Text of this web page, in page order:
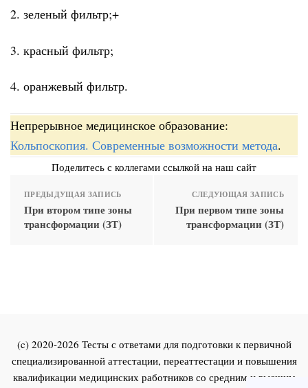
2. зеленый фильтр;+
3. красный фильтр;
4. оранжевый фильтр.
Непрерывное медицинское образование:
Кольпоскопия. Современные возможности метода.
Поделитесь с коллегами ссылкой на наш сайт
ПРЕДЫДУЩАЯ ЗАПИСЬ
При втором типе зоны
трансформации (ЗТ)
СЛЕДУЮЩАЯ ЗАПИСЬ
При первом типе зоны
трансформации (ЗТ)
(c) 2020-2026 Тесты с ответами для подготовки к первичной
специализированной аттестации, переаттестации и повышения
квалификации медицинских работников со средним и высшим